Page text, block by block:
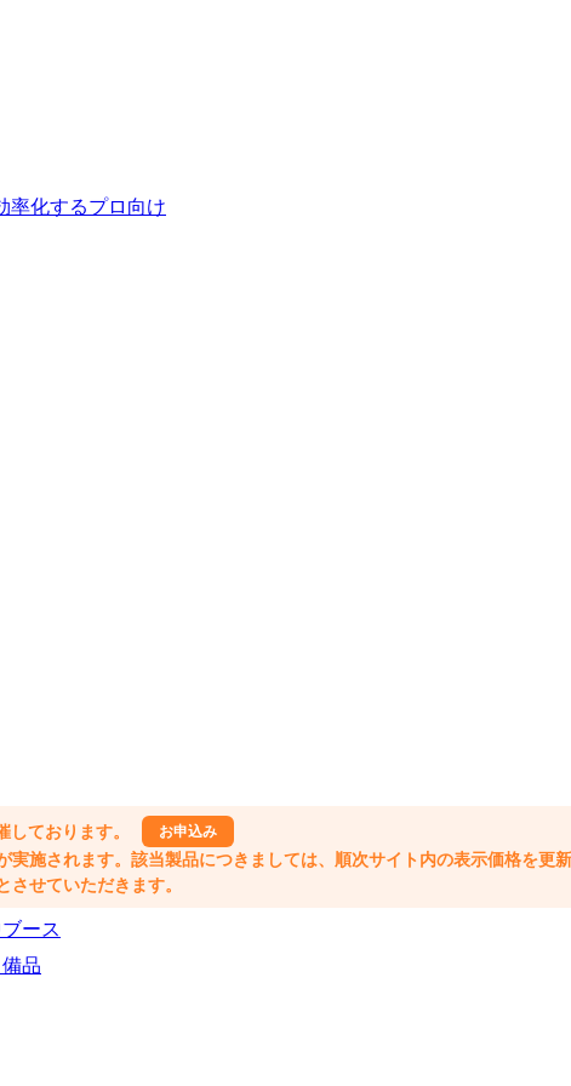
ース
品
ております。 お申込み
施されます。該当製品につきましては、順次サイト内の表示価格を更新
させていただきます。